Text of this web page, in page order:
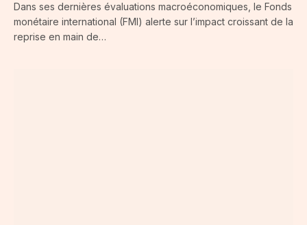
Dans ses dernières évaluations macroéconomiques, le Fonds
monétaire international (FMI) alerte sur l’impact croissant de la
reprise en main de…